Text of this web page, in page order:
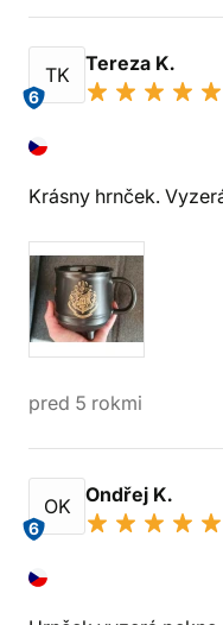
TK
6
Tereza K.
Krásny hrnček.
pred 5 rokmi
OK
6
Ondřej K.